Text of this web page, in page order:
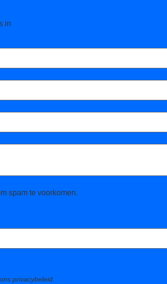
in
spam te voorkomen.
privacybeleid.